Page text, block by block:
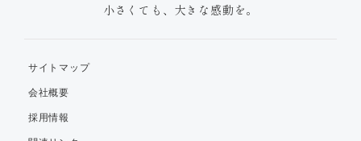
小さくても、大きな感動を。
サイトマップ
会社概要
採用情報